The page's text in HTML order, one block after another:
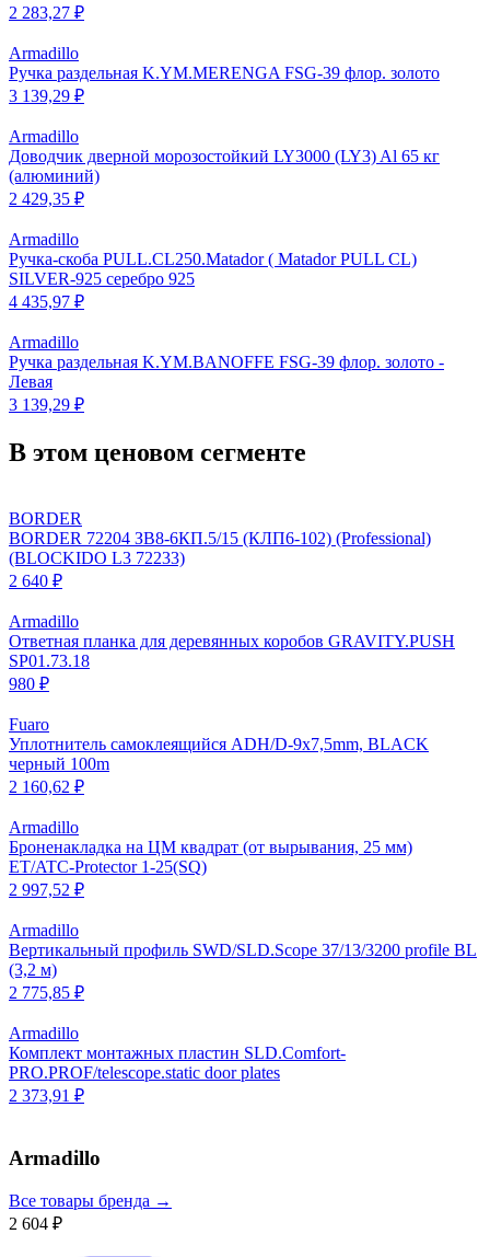
2 283,27 ₽
Armadillo
Ручка раздельная K.YM.MERENGA FSG-39 флор. золото
3 139,29 ₽
Armadillo
Доводчик дверной морозостойкий LY3000 (LY3) Al 65 кг
(алюминий)
2 429,35 ₽
Armadillo
Ручка-скоба PULL.CL250.Matador ( Matador PULL CL)
SILVER-925 серебро 925
4 435,97 ₽
Armadillo
Ручка раздельная K.YM.BANOFFE FSG-39 флор. золото -
Левая
3 139,29 ₽
В этом ценовом сегменте
BORDER
BORDER 72204 ЗВ8-6КП.5/15 (КЛП6-102) (Professional)
(BLOCKIDO L3 72233)
2 640 ₽
Armadillo
Ответная планка для деревянных коробов GRAVITY.PUSH
SP01.73.18
980 ₽
Fuaro
Уплотнитель самоклеящийся ADH/D-9x7,5mm, BLACK
черный 100m
2 160,62 ₽
Armadillo
Броненакладка на ЦМ квадрат (от вырывания, 25 мм)
ET/ATC-Protector 1-25(SQ)
2 997,52 ₽
Armadillo
Вертикальный профиль SWD/SLD.Scope 37/13/3200 profile BL
(3,2 м)
2 775,85 ₽
Armadillo
Комплект монтажных пластин SLD.Comfort-
PRO.PROF/telescope.static door plates
2 373,91 ₽
Armadillo
Все товары бренда →
2 604 ₽